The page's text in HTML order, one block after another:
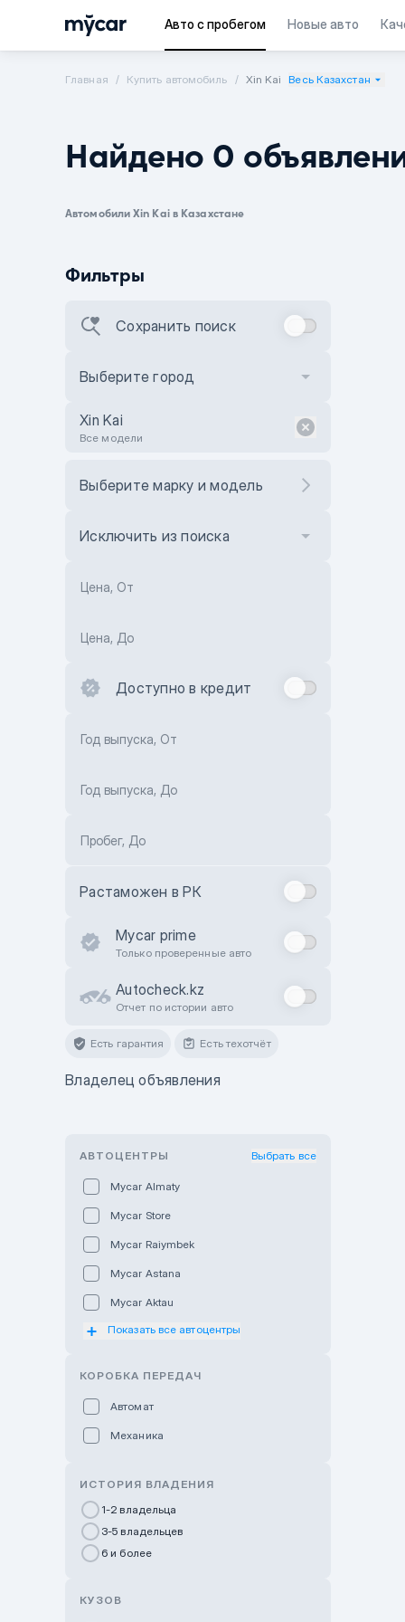
Авто с пробегом Новые авто
Главная Купить автомобиль Xin Kai Весь Казахстан
Найдено 0
Автомобили Xin Kai в Казахстане
Фильтры
Сохранить поиск
Выберите город
Xin Kai
Все модели
Выберите марку и модель
Исключить из поиска
Цена, От
Цена, До
Доступно в кредит
Год выпуска, От
Год выпуска, До
Пробег, До
Растаможен в РК
Mycar prime
Только проверенные авто
Autocheck.kz
Отчет по истории авто
Есть гарантия Есть техотчёт
Владелец объявления
АВТОЦЕНТРЫ Выбрать все
Mycar Almaty
Mycar Store
Mycar Raiymbek
Mycar Astana
Mycar Aktau
Mycar Uralsk
GWM Nurly Zhol
Chery Astana
Показать все автоцентры
КОРОБКА ПЕРЕДАЧ
Автомат
Механика
ИСТОРИЯ ВЛАДЕНИЯ
1-2 владельца
3-5 владельцев
6 и более
КУЗОВ